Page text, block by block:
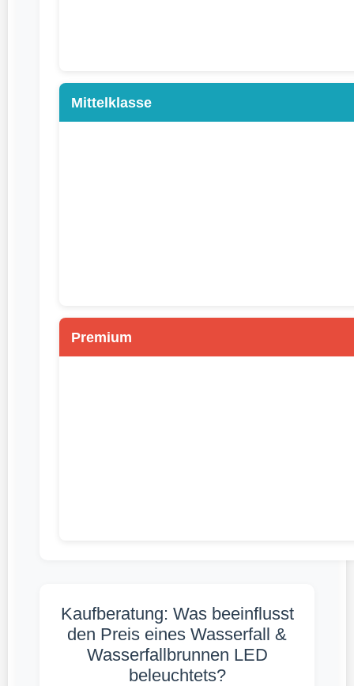
Mittelklasse
Premium
Kaufberatung: Was beeinflusst
den Preis eines Wasserfall &
Wasserfallbrunnen LED
beleuchtets?